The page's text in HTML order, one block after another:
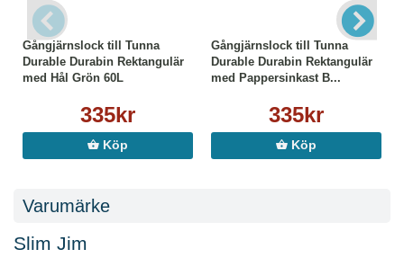
Gångjärnslock till Tunna
Durable Durabin Rektangulär
med Hål Grön 60L
335kr
Köp
Gångjärnslock till Tunna
Durable Durabin Rektangulär
med Pappersinkast B...
335kr
Köp
Varumärke
Slim Jim